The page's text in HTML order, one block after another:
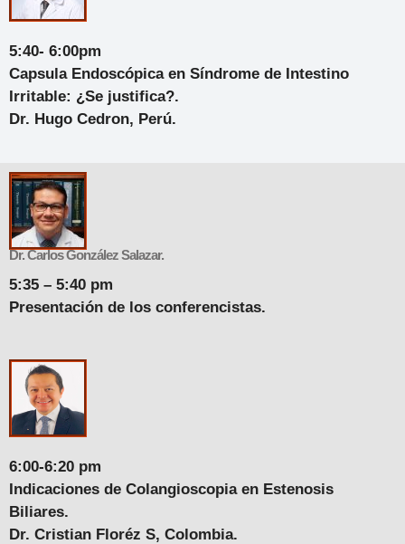
5:40- 6:00pm
Capsula Endoscópica en Síndrome de Intestino
Irritable: ¿Se justifica?.
Dr. Hugo Cedron, Perú.
Dr. Carlos González Salazar.
5:35 – 5:40 pm
Presentación de los conferencistas.
6:00-6:20 pm
Indicaciones de Colangioscopia en Estenosis
Biliares.
Dr. Cristian Floréz S, Colombia.